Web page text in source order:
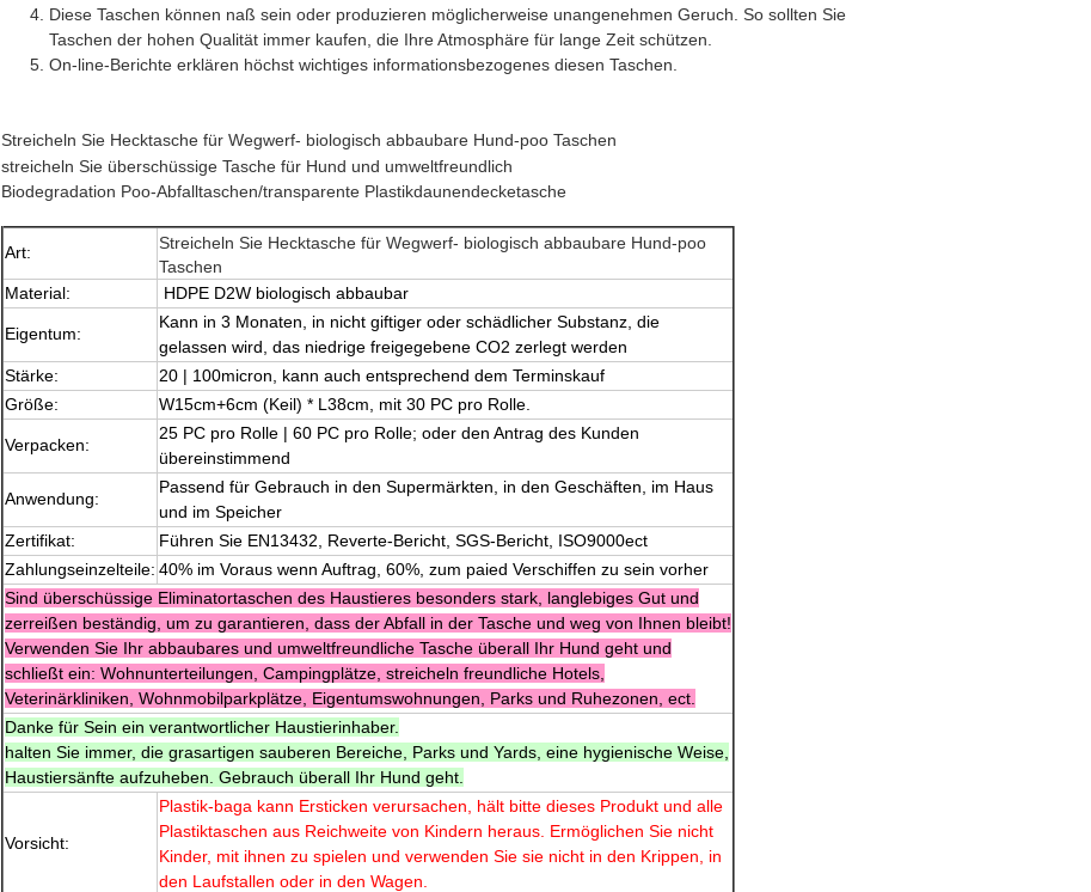
Diese Taschen können naß sein oder produzieren möglicherweise unangenehmen Geruch. So sollten Sie
Taschen der hohen Qualität immer kaufen, die Ihre Atmosphäre für lange Zeit schützen.
On-line-Berichte erklären höchst wichtiges informationsbezogenes diesen Taschen.
Streicheln Sie Hecktasche für Wegwerf- biologisch abbaubare Hund-poo Taschen
streicheln Sie überschüssige Tasche für Hund und umweltfreundlich
Biodegradation Poo-Abfalltaschen/transparente Plastikdaunendecketasche
Art:
Streicheln Sie Hecktasche für Wegwerf- biologisch abbaubare Hund-poo
Taschen
Material:
HDPE D2W biologisch abbaubar
Eigentum:
Kann in 3 Monaten, in nicht giftiger oder schädlicher Substanz, die
gelassen wird, das niedrige freigegebene CO2 zerlegt werden
Stärke:
20 | 100micron, kann auch entsprechend dem Terminskauf
Größe:
W15cm+6cm (Keil) * L38cm, mit 30 PC pro Rolle.
Verpacken:
25 PC pro Rolle | 60 PC pro Rolle; oder den Antrag des Kunden
übereinstimmend
Anwendung:
Passend für Gebrauch in den Supermärkten, in den Geschäften, im Haus
und im Speicher
Zertifikat:
Führen Sie EN13432, Reverte-Bericht, SGS-Bericht, ISO9000ect
Zahlungseinzelteile: 40% im Voraus wenn Auftrag, 60%, zum paied Verschiffen zu sein vorher
Sind überschüssige Eliminatortaschen des Haustieres besonders stark, langlebiges Gut und
zerreißen beständig, um zu garantieren, dass der Abfall in der Tasche und weg von Ihnen bleibt!
Verwenden Sie Ihr abbaubares und umweltfreundliche Tasche überall Ihr Hund geht und
schließt ein: Wohnunterteilungen, Campingplätze, streicheln freundliche Hotels,
Veterinärkliniken, Wohnmobilparkplätze, Eigentumswohnungen, Parks und Ruhezonen, ect.
Danke für Sein ein verantwortlicher Haustierinhaber.
halten Sie immer, die grasartigen sauberen Bereiche, Parks und Yards, eine hygienische Weise,
Haustiersänfte aufzuheben. Gebrauch überall Ihr Hund geht.
Vorsicht:
Plastik-baga kann Ersticken verursachen, hält bitte dieses Produkt und alle
Plastiktaschen aus Reichweite von Kindern heraus. Ermöglichen Sie nicht
Kinder, mit ihnen zu spielen und verwenden Sie sie nicht in den Krippen, in
den Laufstallen oder in den Wagen.